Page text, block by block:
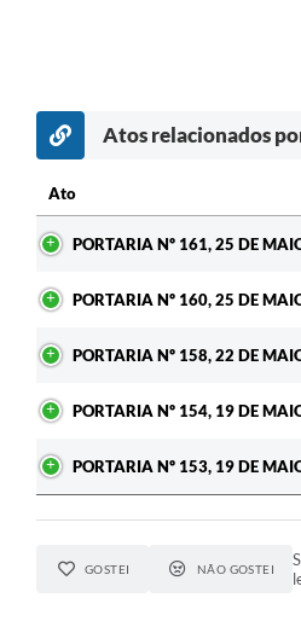
Atos relacionados
Ato
PORTARIA Nº 161, 25 DE
PORTARIA Nº 160, 25 DE
PORTARIA Nº 158, 22 DE
PORTARIA Nº 154, 19 DE
PORTARIA Nº 153, 19 DE
GOSTEI NÃO GOSTEI